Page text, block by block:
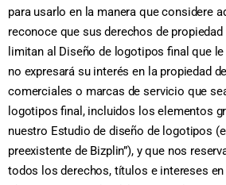
para usarlo en la manera que considere
reconoce que sus derechos de
limitan al Diseño de logotipos final que
no expresará su interés en la propiedad
comerciales o marcas de servicio que
logotipos final, incluidos los elementos
nuestro Estudio de diseño de logotipos
preexistente de Bizplin”), y que nos
todos los derechos, títulos e intereses